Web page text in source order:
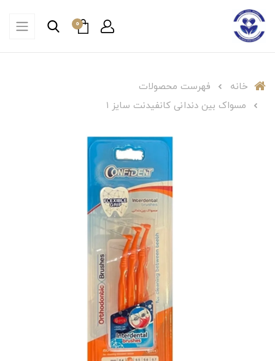
0
خانه
فهرست محصولات
مسواک بین دندانی کانفیدنت سایز ۱